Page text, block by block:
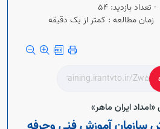
- تعداد بازدید: 54
زمان مطالعه : کمتر از یک دقیقه
ایران ماهر»